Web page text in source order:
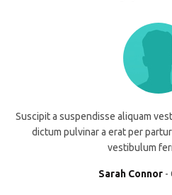
Suscipit a suspendisse aliquam
dictum pulvinar a erat per
vestibulum
Sarah Connor